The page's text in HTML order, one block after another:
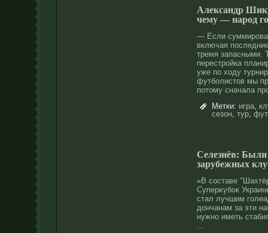
Александр
чему — народ
— Если
включая
тремя запасными.
перестройка
уже по ходу
футболистов мы
потому сначала
Метки: игра,
сезон, тур,
Селезнёв:
зарубежных
«В сοставе
Суперκубок
стал лучшим
дοнчанам за эти
нужнο иметь
…